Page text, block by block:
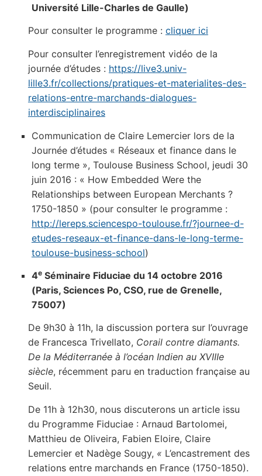
Université Lille-Charles de Gaulle)
Pour consulter le programme : cliquer ici
Pour consulter l’enregistrement vidéo de la
journée d’études : https://live3.univ-
lille3.fr/collections/pratiques-et-materialites-des-
relations-entre-marchands-dialogues-
interdisciplinaires
Communication de Claire Lemercier lors de la
Journée d’études « Réseaux et finance dans le
long terme », Toulouse Business School, jeudi 30
juin 2016 : « How Embedded Were the
Relationships between European Merchants ?
1750-1850 » (pour consulter le programme :
http://lereps.sciencespo-toulouse.fr/?journee-d-
etudes-reseaux-et-finance-dans-le-long-terme-
toulouse-business-school)
4eSéminaire Fiduciae du 14 octobre 2016
(Paris, Sciences Po, CSO, rue de Grenelle,
75007)
De 9h30 à 11h, la discussion portera sur l’ouvrage
de Francesca Trivellato, Corail contre diamants.
De la Méditerranée à l’océan Indien au XVIIIe
siècle, récemment paru en traduction française au
Seuil.
De 11h à 12h30, nous discuterons un article issu
du Programme Fiduciae : Arnaud Bartolomei,
Matthieu de Oliveira, Fabien Eloire, Claire
Lemercier et Nadège Sougy, « L’encastrement des
relations entre marchands en France (1750-1850).